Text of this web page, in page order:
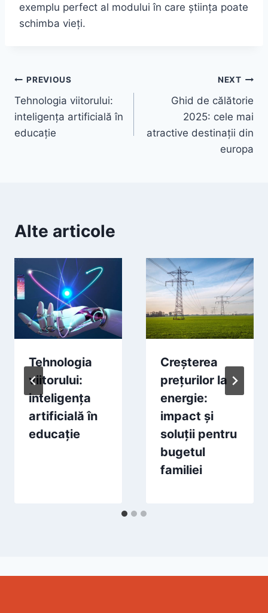
exemplu perfect al modului în care știința poate
schimba vieți.
Navigare
în
articole
PREVIOUS
Tehnologia viitorului:
inteligența artificială în
educație
NEXT
Ghid de călătorie
2025: cele mai
atractive destinații din
europa
Alte articole
Tehnologia
viitorului:
inteligența
artificială în
educație
Creșterea
prețurilor la
energie:
impact și
soluții pentru
bugetul
familiei